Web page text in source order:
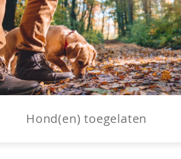
Hond(en) toegelaten